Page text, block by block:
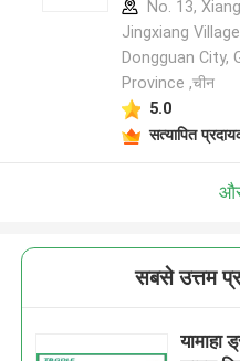
No. 13,
Jingxiang
Dongguan City,
Province ,चीन
5.0
सत्यापित
सबसे उत्तम
यामाहा